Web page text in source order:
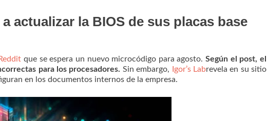
actualizar la BIOS de sus placas base
que se espera un nuevo microcódigo para agosto.Según el post, el
para los procesadores. Sin embargo, Igor’s Labrevela en su sitio
en los documentos internos de la empresa.